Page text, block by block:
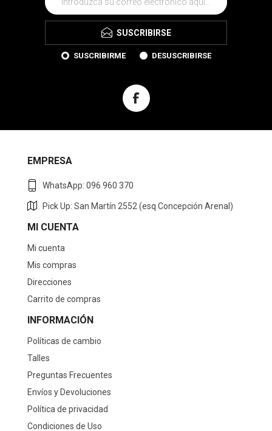
SUSCRIBIRSE
SUSCRIBIRME DESUSCRIBIRSE
EMPRESA
WhatsApp: 096 960 370
Pick Up: San Martín 2552 (esq Concepción Arenal)
MI CUENTA
Mi cuenta
Mis compras
Direcciones
Carrito de compras
INFORMACIÓN
Políticas de cambio
Talles
Preguntas Frecuentes
Envíos y Devoluciones
Política de privacidad
Condiciones de Uso